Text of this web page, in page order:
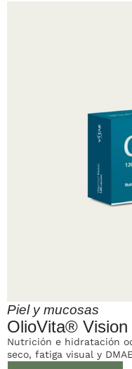
Piel y mucosas
OlioVita® Vision
Nutrición e hidratación
seco, fatiga visual y